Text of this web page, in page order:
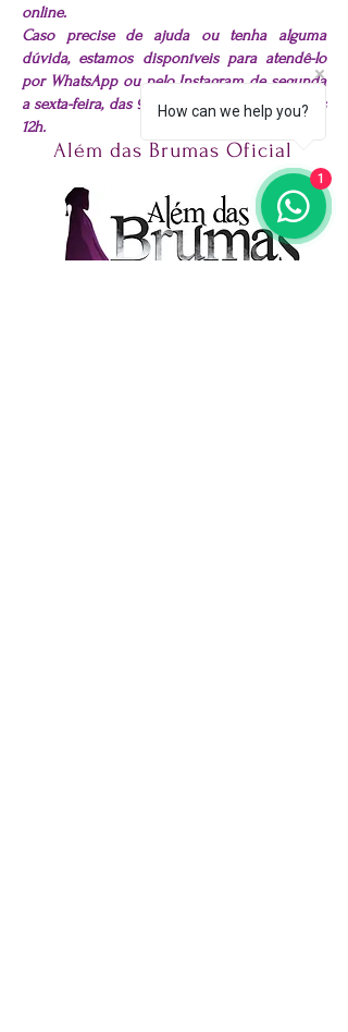
online.
Caso precise de ajuda ou tenha alguma
dúvida, estamos disponíveis para atendê-lo
por WhatsApp ou pelo Instagram de segunda
a sexta-feira, das 9h às 18h. Sábado, das 9h às
12h.
Além das Brumas Oficial
How can we help you?
1